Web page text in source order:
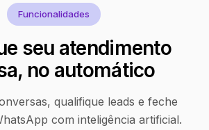
Funcionalidades
seu atendimento
no automático
qualifique leads e feche
com inteligência artificial.